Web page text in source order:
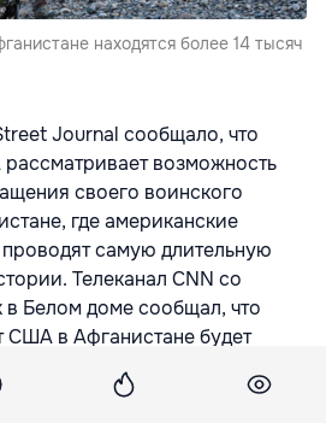
находятся более 14 тысяч
Journal сообщало, что
возможность
своего воинского
где американские
самую длительную
Телеканал CNN со
в Белом доме сообщал, что
США в Афганистане будет
наполовину — до 7 тысяч
ria.ru